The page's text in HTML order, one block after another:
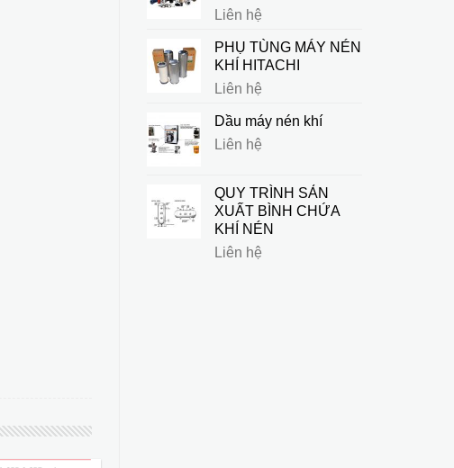
Liên hệ
PHỤ TÙNG MÁY NÉN
KHÍ HITACHI
Liên hệ
Dầu máy nén khí
Liên hệ
QUY TRÌNH SẢN
XUẤT BÌNH CHỨA
KHÍ NÉN
Liên hệ